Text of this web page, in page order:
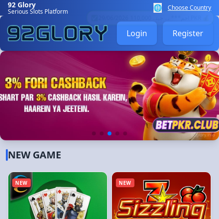
92 Glory
Serious Slots Platform 🌐 Choose Country
Login Register
NEW GAME
NEW NEW
📥